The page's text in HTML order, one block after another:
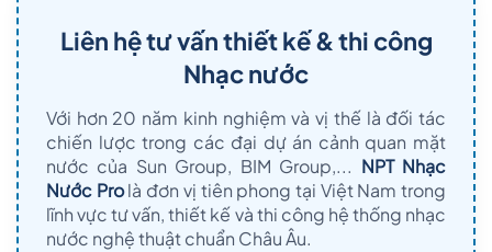
Liên hệ tư vấn thiết kế & thi công
Nhạc nước
Với hơn 20 năm kinh nghiệm và vị thế là đối tác
chiến lược trong các đại dự án cảnh quan mặt
nước của Sun Group, BIM Group,... NPT Nhạc
Nước Prolà đơn vị tiên phong tại Việt Nam trong
lĩnh vực tư vấn, thiết kế và thi công hệ thống nhạc
nước nghệ thuật chuẩn Châu Âu.